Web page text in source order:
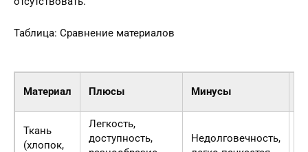
Таблица: Сравнение материалов
Материал Плюсы Минусы
Ткань
(хлопок,
Легкость,
доступность,
Недолговечность,